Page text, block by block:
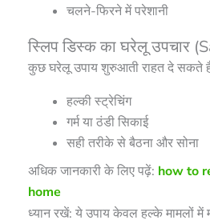
चलने-फिरने में परेशानी
स्लिप डिस्क का घरेलू उपचार
कुछ घरेलू उपाय शुरुआती राहत दे सकते
हल्की स्ट्रेचिंग
गर्म या ठंडी सिकाई
सही तरीके से बैठना और सोना
अधिक जानकारी के लिए पढ़ें: how to
home
ध्यान रखें: ये उपाय केवल हल्के मामलों में